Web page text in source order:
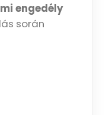
engedély
során